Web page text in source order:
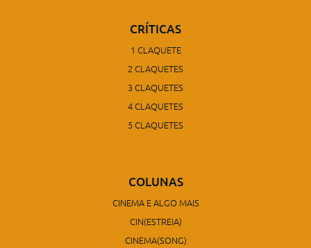
CRÍTICAS
1 CLAQUETE
2 CLAQUETES
3 CLAQUETES
4 CLAQUETES
5 CLAQUETES
COLUNAS
CINEMA E ALGO MAIS
CIN(ESTREIA)
CINEMA(SONG)